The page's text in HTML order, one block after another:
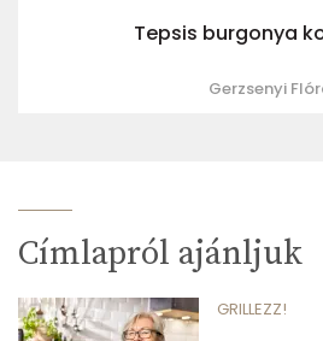
Tepsis burgonya
Gerzsenyi
Címlapról ajánljuk
GRILLEZZ!